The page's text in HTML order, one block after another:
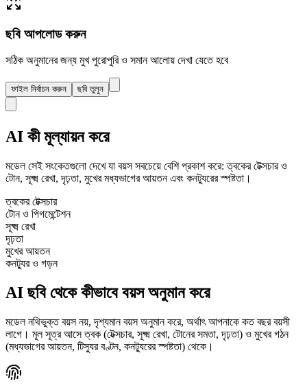
ছবি আপলোড করুন
সঠিক অনুমানের জন্য মুখ পুরোপুরি ও সমান আলোয় দেখা যেতে হবে
ফাইল নির্বাচন করুন ছবি তুলুন
AI কী মূল্যায়ন করে
মডেল সেই সংকেতগুলো দেখে যা বয়স সবচেয়ে বেশি প্রকাশ করে: ত্বকের টেক্সচার ও
টোন, সূক্ষ্ম রেখা, দৃঢ়তা, মুখের মধ্যভাগের আয়তন এবং কনট্যুরের স্পষ্টতা।
ত্বকের টেক্সচার
টোন ও পিগমেন্টেশন
সূক্ষ্ম রেখা
দৃঢ়তা
মুখের আয়তন
কনট্যুর ও গড়ন
AI ছবি থেকে কীভাবে বয়স অনুমান করে
মডেল নথিভুক্ত বয়স নয়, দৃশ্যমান বয়স অনুমান করে, অর্থাৎ আপনাকে কত বছর বয়সী
লাগে। মূল সূত্র আসে ত্বক (টেক্সচার, সূক্ষ্ম রেখা, টোনের সমতা, দৃঢ়তা) ও মুখের গঠন
(মধ্যভাগের আয়তন, টিস্যুর বণ্টন, কনট্যুরের স্পষ্টতা) থেকে।